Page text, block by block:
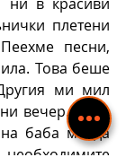
плетени
песни,
Това беше
ми мил
вечер. През
баба ми да